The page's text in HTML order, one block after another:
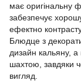
має оригінальну
забезпечує
ефектно
Блюдце з
дизайн кальяну, а
шахтою, завдяки
вигляд.